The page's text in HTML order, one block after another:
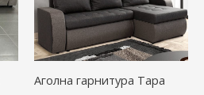
Аголна гарнитура Тара